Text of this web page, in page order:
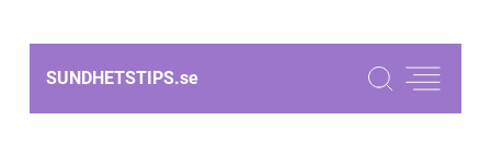
SUNDHETSTIPS.se